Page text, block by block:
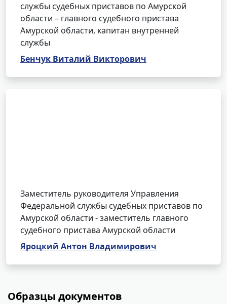
службы судебных приставов по Амурской
области – главного судебного пристава
Амурской области, капитан внутренней
службы
Бенчук Виталий Викторович
Заместитель руководителя Управления
Федеральной службы судебных приставов по
Амурской области - заместитель главного
судебного пристава Амурской области
Яроцкий Антон Владимирович
Образцы документов